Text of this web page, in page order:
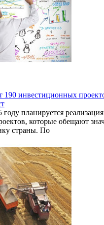
190 инвестиционных
году планируется
которые обещают
страны. По